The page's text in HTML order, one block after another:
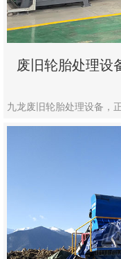
废旧轮胎处理设
九龙废旧轮胎处理设备，